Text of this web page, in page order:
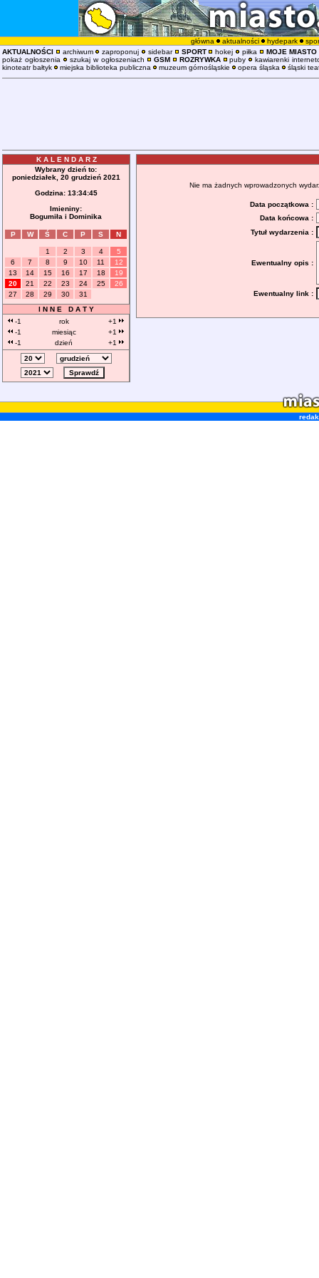
główna aktualności hydepark
AKTUALNOŚCI
archiwum zaproponuj sidebar SPORT hokej piłka
MOJE MIASTO
pokaż ogłoszenia
szukaj w ogłoszeniach GSM ROZRYWKA puby
kawiarenki
kinoteatr bałtyk
miejska biblioteka publiczna muzeum górnośląskie opera śląska śląski
K A L E N D A R Z
Wybrany dzień to:
poniedziałek, 20 grudzień 2021
Godzina: 13:34:46
Imieniny:
Bogumiła i Dominika
P W Ś C P S N
1 2 3 4
5
6
7 8 9 10 11
12
13
14 15 16 17 18
19
20
21 22 23 24 25
26
27
28 29 30
31
I N N E D A T Y
-1
rok
+1
-1
miesiąc
+1
-1
dzień +1
Nie ma żadnych wprowadzonych
Data początkowa :
Data końcowa :
Tytuł wydarzenia :
Ewentualny opis :
Ewentualny link :